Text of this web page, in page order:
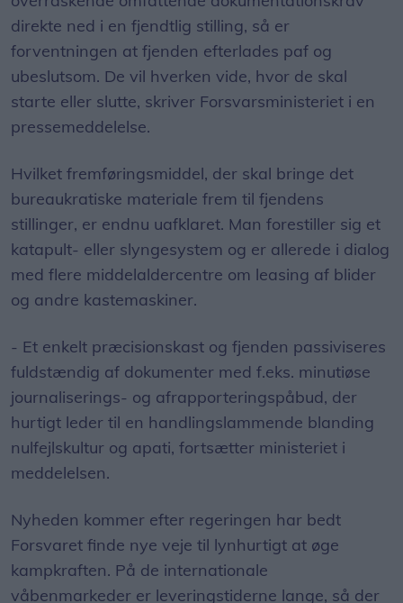
direkte ned i en fjendtlig stilling, så er
forventningen at fjenden efterlades paf og
ubeslutsom. De vil hverken vide, hvor de skal
starte eller slutte, skriver Forsvarsministeriet i en
pressemeddelelse.
Hvilket fremføringsmiddel, der skal bringe det
bureaukratiske materiale frem til fjendens
stillinger, er endnu uafklaret. Man forestiller sig et
katapult- eller slyngesystem og er allerede i dialog
med flere middelaldercentre om leasing af blider
og andre kastemaskiner.
- Et enkelt præcisionskast og fjenden passiviseres
fuldstændig af dokumenter med f.eks. minutiøse
journaliserings- og afrapporteringspåbud, der
hurtigt leder til en handlingslammende blanding
nulfejlskultur og apati, fortsætter ministeriet i
meddelelsen.
Nyheden kommer efter regeringen har bedt
Forsvaret finde nye veje til lynhurtigt at øge
kampkraften. På de internationale
våbenmarkeder er leveringstiderne lange, så der